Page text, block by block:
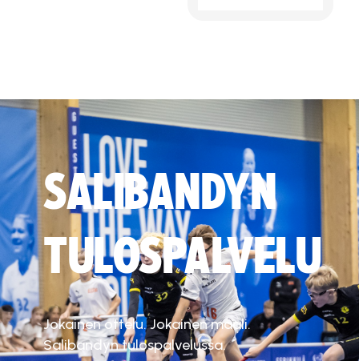
SALIBANDYN
TULOSPALVELU
Jokainen ottelu. Jokainen maali.
Salibandyn tulospalvelussa.